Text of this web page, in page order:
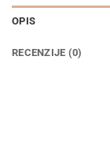
OPIS
RECENZIJE (0)